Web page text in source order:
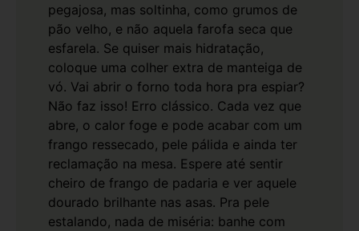
pegajosa, mas soltinha, como grumos de
pão velho, e não aquela farofa seca que
esfarela. Se quiser mais hidratação,
coloque uma colher extra de manteiga de
vó. Vai abrir o forno toda hora pra espiar?
Não faz isso! Erro clássico. Cada vez que
abre, o calor foge e pode acabar com um
frango ressecado, pele pálida e ainda ter
reclamação na mesa. Espere até sentir
cheiro de frango de padaria e ver aquele
dourado brilhante nas asas. Pra pele
estalando, nada de miséria: banhe com